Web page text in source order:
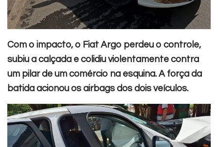
Com o impacto, o Fiat Argo perdeu o controle,
subiu a calçada e colidiu violentamente contra
um pilar de um comércio na esquina. A força da
batida acionou os airbags dos dois veículos.